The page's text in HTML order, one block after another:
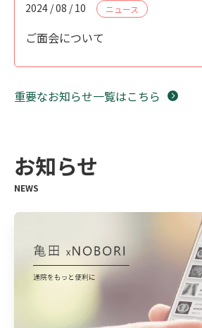
2024 / 08 / 10 ニュース
ご面会について
重要なお知らせ一覧はこちら
お知らせ